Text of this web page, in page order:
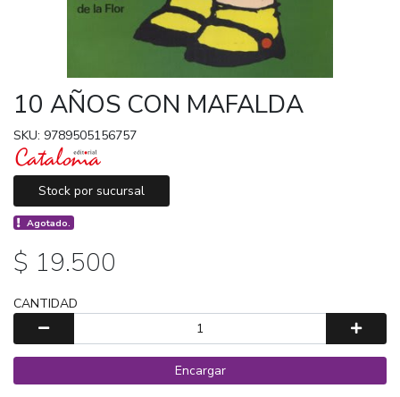
10 AÑOS CON MAFALDA
SKU: 9789505156757
Stock por sucursal
Agotado.
$ 19.500
CANTIDAD
Encargar